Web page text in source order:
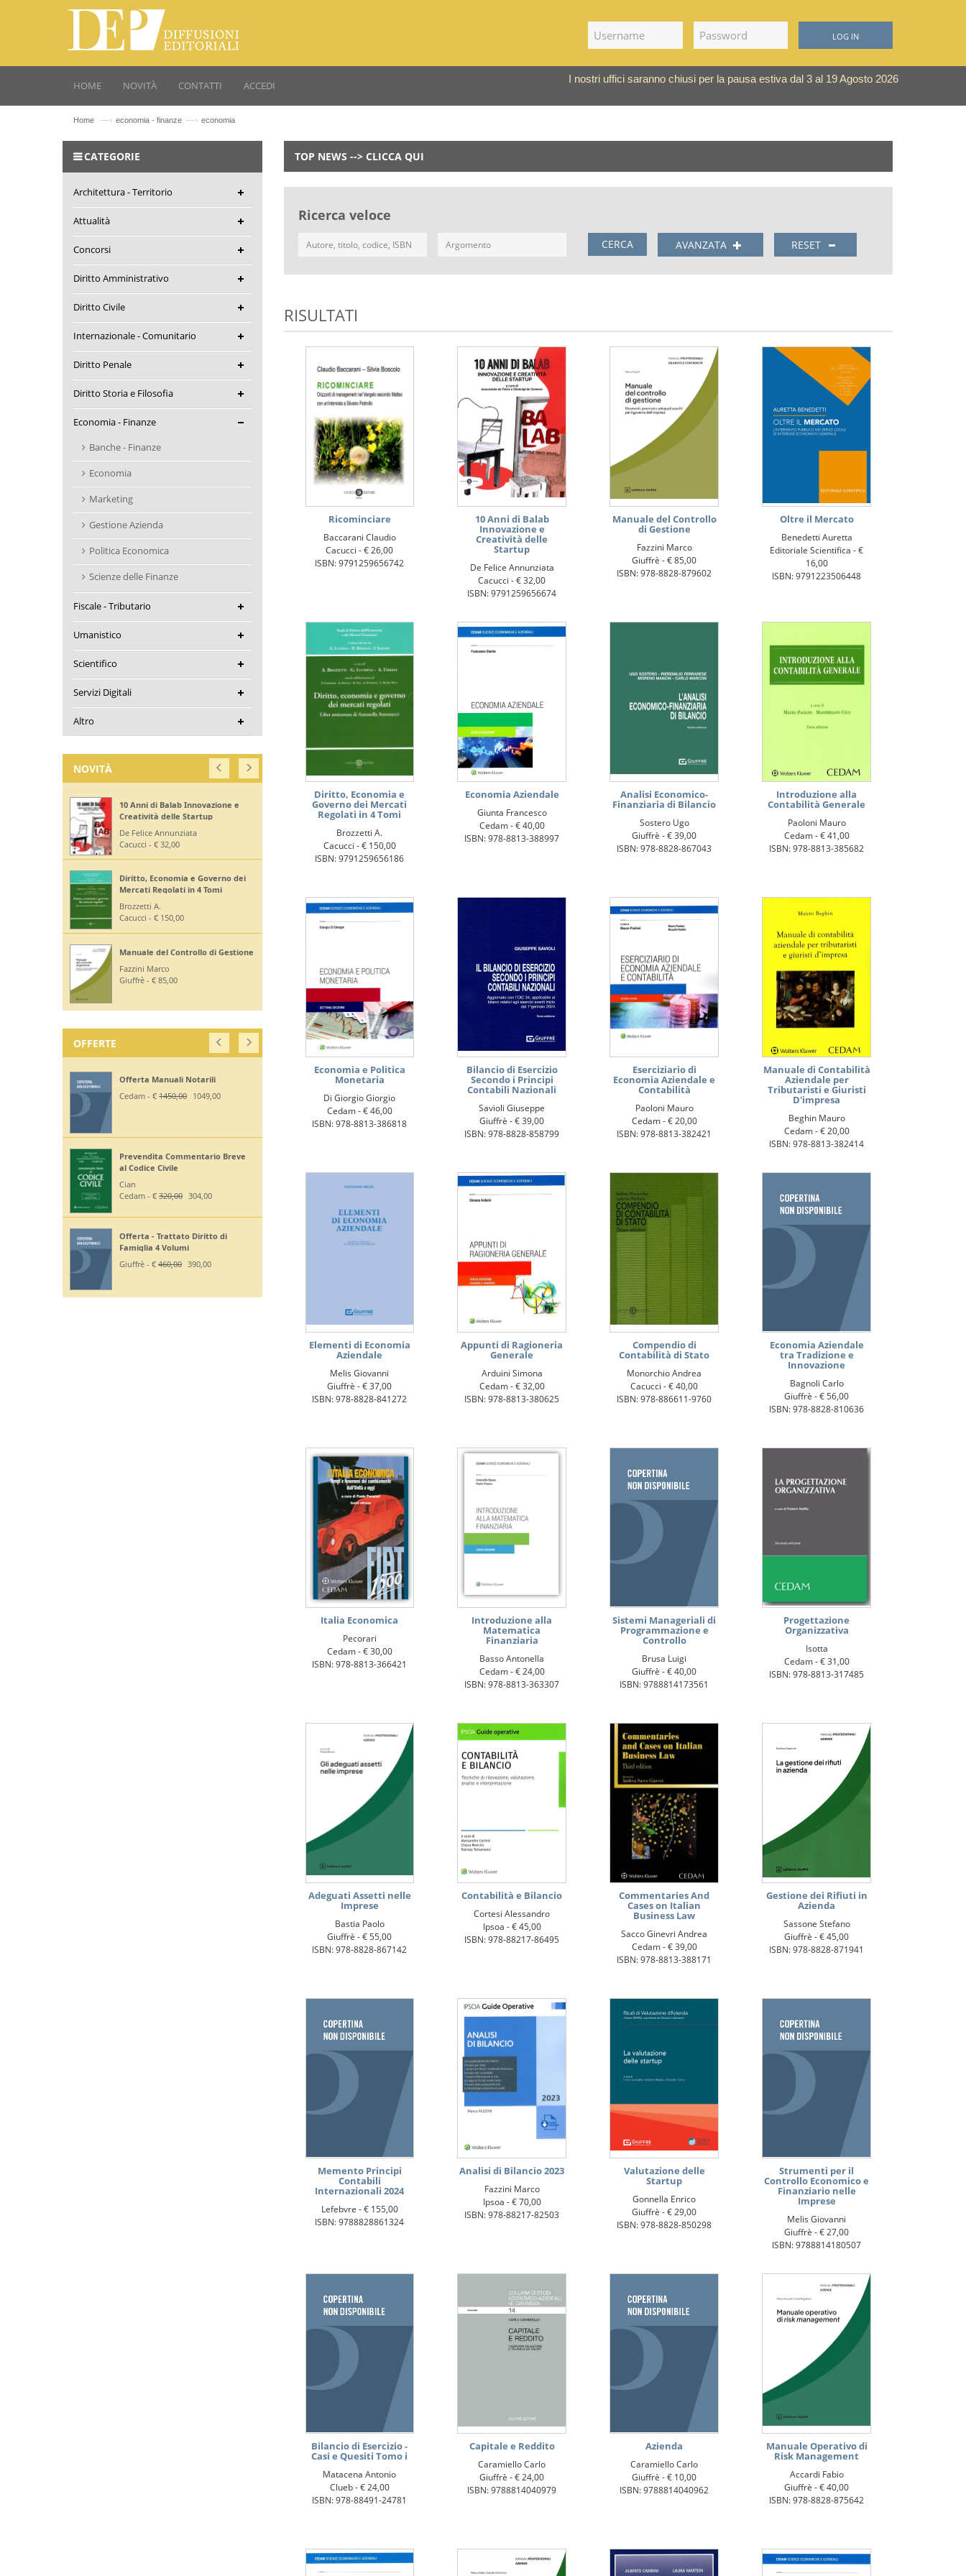
LOG IN
HOME NOVITÀ CONTATTI ACCEDI
I nostri uffici saranno chiusi per la pausa estiva dal 3 al 19 Agosto 2026
Home —› economia - finanze —› economia
TOP NEWS --> CLICCA QUI
Ricerca veloce
CERCA AVANZATA RESET
RISULTATI
Ricominciare
Baccarani Claudio
Cacucci -€ 26,00
ISBN: 9791259656742
10 Anni di Balab
Innovazione e
Creatività delle
Startup
De Felice Annunziata
Cacucci -€ 32,00
ISBN: 9791259656674
Manuale del Controllo
di Gestione
Fazzini Marco
Giuffrè -€ 85,00
ISBN: 978-8828-879602
Oltre il Mercato
Benedetti Auretta
Editoriale Scientifica -€
16,00
ISBN: 9791223506448
Diritto, Economia e
Governo dei Mercati
Regolati in 4 Tomi
Brozzetti A.
Cacucci -€ 150,00
ISBN: 9791259656186
Economia Aziendale
Giunta Francesco
Cedam -€ 40,00
ISBN: 978-8813-388997
Analisi Economico-
Finanziaria di Bilancio
Sostero Ugo
Giuffrè -€ 39,00
ISBN: 978-8828-867043
Introduzione alla
Contabilità Generale
Paoloni Mauro
Cedam -€ 41,00
ISBN: 978-8813-385682
Economia e Politica
Monetaria
Di Giorgio Giorgio
Cedam -€ 46,00
ISBN: 978-8813-386818
Bilancio di Esercizio
Secondo i Principi
Contabili Nazionali
Savioli Giuseppe
Giuffrè -€ 39,00
ISBN: 978-8828-858799
Eserciziario di
Economia Aziendale e
Contabilità
Paoloni Mauro
Cedam -€ 20,00
ISBN: 978-8813-382421
Manuale di Contabilità
Aziendale per
Tributaristi e Giuristi
D'impresa
Beghin Mauro
Cedam -€ 20,00
ISBN: 978-8813-382414
Elementi di Economia
Aziendale
Melis Giovanni
Giuffrè -€ 37,00
ISBN: 978-8828-841272
Appunti di Ragioneria
Generale
Arduini Simona
Cedam -€ 32,00
ISBN: 978-8813-380625
Compendio di
Contabilità di Stato
Monorchio Andrea
Cacucci -€ 40,00
ISBN: 978-886611-9760
Economia Aziendale
tra Tradizione e
Innovazione
Bagnoli Carlo
Giuffrè -€ 56,00
ISBN: 978-8828-810636
Italia Economica
Pecorari
Cedam -€ 30,00
ISBN: 978-8813-366421
Introduzione alla
Matematica
Finanziaria
Basso Antonella
Cedam -€ 24,00
ISBN: 978-8813-363307
Sistemi Manageriali di
Programmazione e
Controllo
Brusa Luigi
Giuffrè -€ 40,00
ISBN: 9788814173561
Progettazione
Organizzativa
Isotta
Cedam -€ 31,00
ISBN: 978-8813-317485
Adeguati Assetti nelle
Imprese
Bastia Paolo
Giuffrè -€ 55,00
ISBN: 978-8828-867142
Contabilità e Bilancio
Cortesi Alessandro
Ipsoa -€ 45,00
ISBN: 978-88217-86495
Commentaries And
Cases on Italian
Business Law
Sacco Ginevri Andrea
Cedam -€ 39,00
ISBN: 978-8813-388171
Gestione dei Rifiuti in
Azienda
Sassone Stefano
Giuffrè -€ 45,00
ISBN: 978-8828-871941
Memento Principi
Contabili
Internazionali 2024
Lefebvre -€ 155,00
ISBN: 9788828861324
Analisi di Bilancio 2023
Fazzini Marco
Ipsoa -€ 70,00
ISBN: 978-88217-82503
Valutazione delle
Startup
Gonnella Enrico
Giuffrè -€ 29,00
ISBN: 978-8828-850298
Strumenti per il
Controllo Economico e
Finanziario nelle
Imprese
Melis Giovanni
Giuffrè -€ 27,00
ISBN: 9788814180507
Bilancio di Esercizio -
Casi e Quesiti Tomo i
Matacena Antonio
Clueb -€ 24,00
ISBN: 978-88491-24781
Capitale e Reddito
Caramiello Carlo
Giuffrè -€ 24,00
ISBN: 9788814040979
Azienda
Caramiello Carlo
Giuffrè -€ 10,00
ISBN: 9788814040962
Manuale Operativo di
Risk Management
Accardi Fabio
Giuffrè -€ 40,00
ISBN: 978-8828-875642
CATEGORIE
Architettura - Territorio
Attualità
Concorsi
Diritto Amministrativo
Diritto Civile
Internazionale - Comunitario
Diritto Penale
Diritto Storia e Filosofia
Economia - Finanze
Banche - Finanze
Economia
Marketing
Gestione Azienda
Politica Economica
Scienze delle Finanze
Fiscale - Tributario
Umanistico
Scientifico
Servizi Digitali
Altro
NOVITÀ
Oltre il Mercato
Benedetti Auretta
Editoriale Scientifica - € 16,00
OFFERTE
Off. Codici Civile, Penale, Proc
Avv
Giuffrè - €375,00
Off Codici Civile e Penale 2026 -
- Esame Avvocato